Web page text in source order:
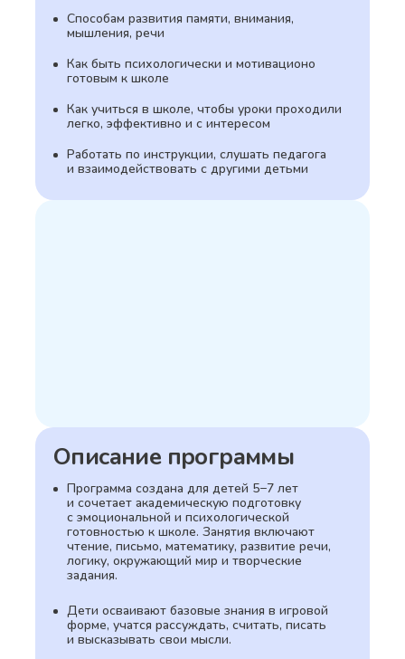
Способам развития памяти, внимания,
мышления, речи
Как быть психологически и мотивационо
готовым к школе
Как учиться в школе, чтобы уроки проходили
легко, эффективно и с интересом
Работать по инструкции, слушать педагога
и взаимодействовать с другими детьми
Описание программы
Программа создана для детей 5−7 лет
и сочетает академическую подготовку
с эмоциональной и психологической
готовностью к школе. Занятия включают
чтение, письмо, математику, развитие речи,
логику, окружающий мир и творческие
задания.
Дети осваивают базовые знания в игровой
форме, учатся рассуждать, считать, писать
и высказывать свои мысли.